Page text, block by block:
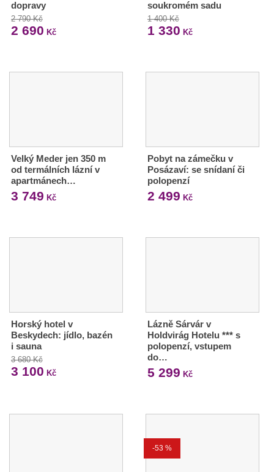
dopravy
2 790 Kč
2 690 Kč
soukromém sadu
1 400 Kč
1 330 Kč
Velký Meder jen 350 m
od termálních lázní v
apartmánech…
3 749 Kč
Pobyt na zámečku v
Posázaví: se snídaní či
polopenzí
2 499 Kč
Horský hotel v
Beskydech: jídlo, bazén
i sauna
3 680 Kč
3 100 Kč
Lázně Sárvár v
Holdvirág Hotelu *** s
polopenzí, vstupem
do…
5 299 Kč
-53 %